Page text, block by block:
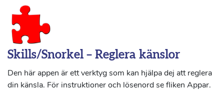
Skills/Snorkel – Reglera känslor
Den här appen är ett verktyg som kan hjälpa dej att reglera
din känsla. För instruktioner och lösenord se fliken Appar.